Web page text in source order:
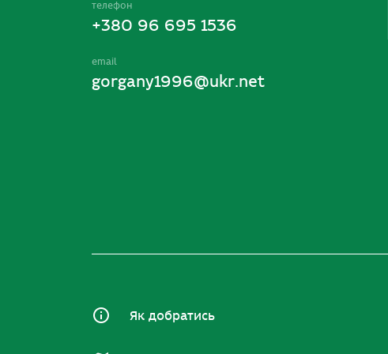
телефон
+380 96 695 1536
email
gorgany1996@ukr.net
Як добратись